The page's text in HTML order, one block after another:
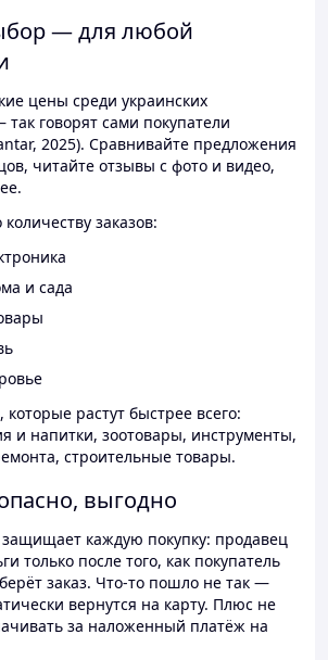
— для любой
цены среди украинских
говорят сами покупатели
2025). Сравнивайте предложения
читайте отзывы с фото и видео,
заказов:
и сада
растут быстрее всего:
и напитки, зоотовары, инструменты,
строительные товары.
выгодно
защищает каждую покупку: продавец
только после того, как покупатель
заказ. Что-то пошло не так —
вернутся на карту. Плюс не
за наложенный платёж на